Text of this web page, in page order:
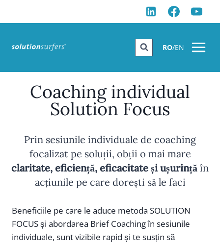
RO/EN
Coaching individual
Solution Focus
Prin sesiunile individuale de coaching
focalizat pe soluții, obții o mai mare
claritate, eficiență, eficacitate și ușurință în
acțiunile pe care dorești să le faci
Beneficiile pe care le aduce metoda SOLUTION
FOCUS și abordarea Brief Coaching în sesiunile
individuale, sunt vizibile rapid și te susțin să